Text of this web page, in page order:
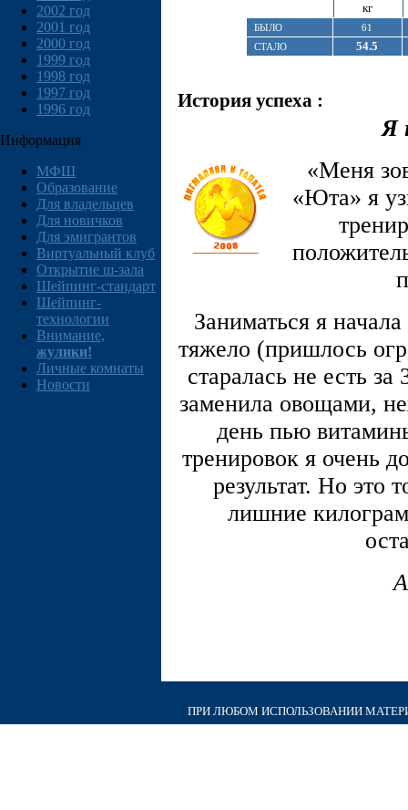
2002 год
2001 год
2000 год
1999 год
1998 год
1997 год
1996 год
Информация
МФШ
Образование
Для владельцев
Для новичков
Для эмигрантов
Виртуальный клуб
Открытие ш-зала
Шейпинг-стандарт
Шейпинг-
технологии
Внимание,
жулики!
Личные комнаты
Новости
кг
БЫЛО
61
СТАЛО
54.5
История успеха :
Я
«Меня
«Юта» я
Заниматься я
тяжело (пришлось
старалась не есть
заменила овощами,
день пью
тренировок я очень
результат. Но это
лишние
ПРИ ЛЮБОМ ИСПОЛЬЗОВАНИИ